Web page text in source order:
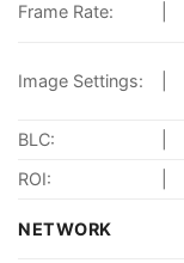
Frame Rate:
Image Settings:
BLC:
ROI:
NETWORK